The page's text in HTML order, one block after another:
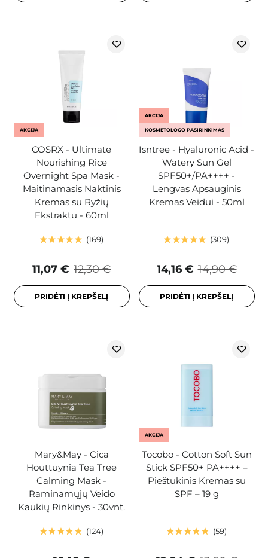
AKCIJA
COSRX - Ultimate
Nourishing Rice
Overnight Spa Mask -
Maitinamasis Naktinis
Kremas su Ryžių
Ekstraktu - 60ml
169
12,30 €
11,07 €
PRIDĖTI Į KREPŠELĮ
AKCIJA
KOSMETOLOGO PASIRINKIMAS
Isntree - Hyaluronic Acid -
Watery Sun Gel
SPF50+/PA++++ -
Lengvas Apsauginis
Kremas Veidui - 50ml
309
14,90 €
14,16 €
PRIDĖTI Į KREPŠELĮ
Mary&May - Cica
Houttuynia Tea Tree
Calming Mask -
Raminamųjų Veido
Kaukių Rinkinys - 30vnt.
124
AKCIJA
Tocobo - Cotton Soft Sun
Stick SPF50+ PA++++ –
Pieštukinis Kremas su
SPF – 19 g
59